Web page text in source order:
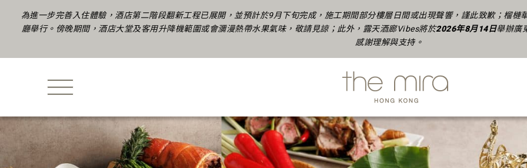
為進一步完善入住體驗，酒店第二階段翻新工程已展開，並預計於9月下旬完成， 施工期間部分樓層日間或出現聲響，謹此致歉；榴槤
廳舉行。傍晚期間，酒店大堂及客用升降機範圍或會瀰漫熱帶水果氣味，敬請見諒；此外，露天酒廊Vibes將於2026年8月14日舉辦廣
感謝理解與支持。